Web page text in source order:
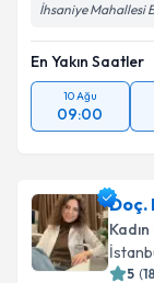
İhsaniye Mahallesi
En Yakın Saatler
10 Ağu
09:00
Doç.
5 (18